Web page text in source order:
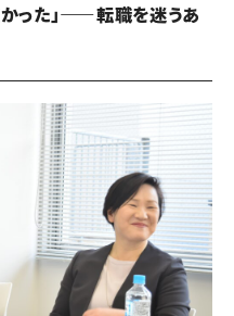
かった」——転職を迷うあ